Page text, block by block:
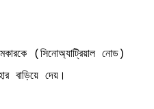
(সিনোঅ্যাট্রিয়াল নোড)
বাড়িয়ে দেয়।